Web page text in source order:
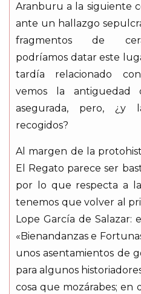
Aranburu a la siguiente
ante un hallazgo
fragmentos de
podríamos datar este
tardía relacionado
vemos la antiguedad
asegurada, pero, ¿y
recogidos?
Al margen de la
El Regato parece ser
por lo que respecta a
tenemos que volver al
Lope García de Salazar:
«Bienandanzas e
unos asentamientos de
para algunos
cosa que mozárabes; en